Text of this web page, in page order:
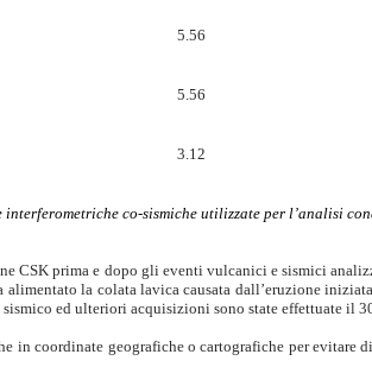
5.56
5.56
3.12
interferometriche co-sismiche utilizzate per l’analisi
prima e dopo gli eventi vulcanici e sismici
la colata lavica causata dall’eruzione
ed ulteriori acquisizioni sono state effettuate il
coordinate geografiche o cartografiche per